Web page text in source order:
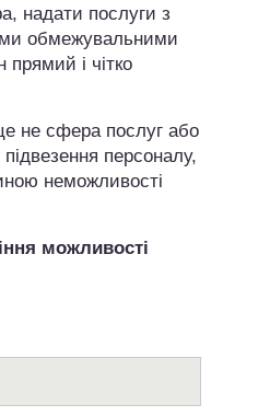
надати послуги з
обмежувальними
прямий і чітко
не сфера послуг або
персоналу,
неможливості
можливості